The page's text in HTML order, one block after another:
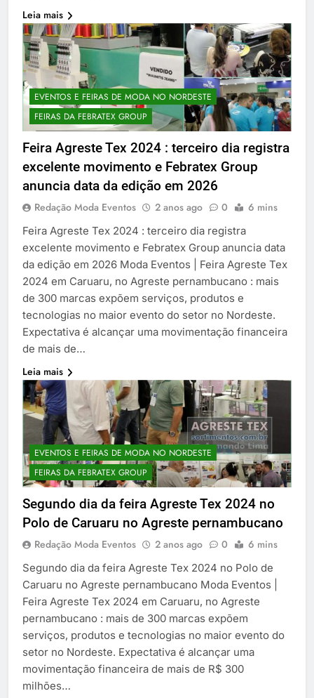
Leia mais
EVENTOS E FEIRAS DE MODA NO NORDESTE
FEIRAS DA FEBRATEX GROUP
Feira Agreste Tex 2024 : terceiro dia registra
excelente movimento e Febratex Group
anuncia data da edição em 2026
Redação Moda Eventos 2 anos ago 0 6 mins
Feira Agreste Tex 2024 : terceiro dia registra
excelente movimento e Febratex Group anuncia data
da edição em 2026 Moda Eventos | Feira Agreste Tex
2024 em Caruaru, no Agreste pernambucano : mais
de 300 marcas expõem serviços, produtos e
tecnologias no maior evento do setor no Nordeste.
Expectativa é alcançar uma movimentação financeira
de mais de…
Leia mais
EVENTOS E FEIRAS DE MODA NO NORDESTE
FEIRAS DA FEBRATEX GROUP
Segundo dia da feira Agreste Tex 2024 no
Polo de Caruaru no Agreste pernambucano
Redação Moda Eventos 2 anos ago 0 6 mins
Segundo dia da feira Agreste Tex 2024 no Polo de
Caruaru no Agreste pernambucano Moda Eventos |
Feira Agreste Tex 2024 em Caruaru, no Agreste
pernambucano : mais de 300 marcas expõem
serviços, produtos e tecnologias no maior evento do
setor no Nordeste. Expectativa é alcançar uma
movimentação financeira de mais de R$ 300
milhões…